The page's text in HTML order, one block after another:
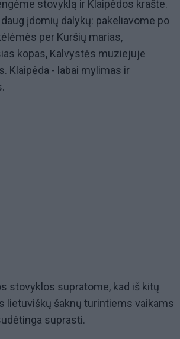
stovyklą ir Klaipėdos krašte.
įdomių dalykų: pakeliavome po
per Kuršių marias,
kopas, Kalvystės muziejuje
Klaipėda - labai mylimas ir
stovyklos supratome, kad iš kitų
lietuviškų šaknų turintiems vaikams
suprasti.